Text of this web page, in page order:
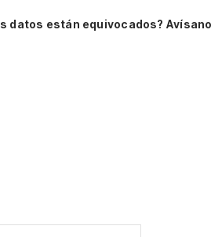
datos están equivocados?